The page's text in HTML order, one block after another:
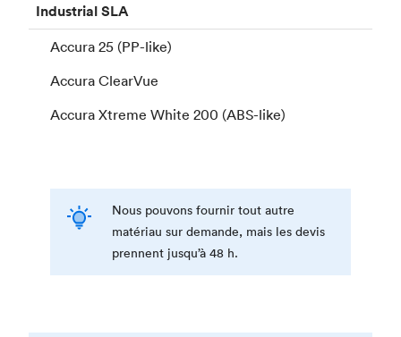
IndustrialSLA
Accura 25 (PP-like)
Accura ClearVue
Accura Xtreme White 200 (ABS-like)
Nous pouvons fournir tout autre
matériau sur demande, mais les devis
prennent jusqu’à 48 h.